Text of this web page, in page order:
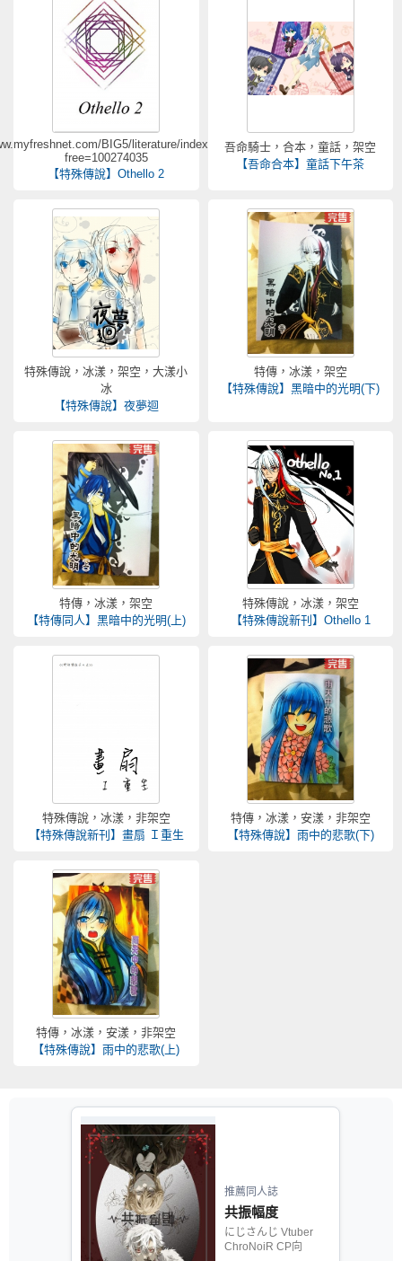
BIG5/literature/indextext.asp?
free=100274035
【特殊傳說】Othello 2
吾命騎士，合本，童話，架空
【吾命合本】童話下午茶
特殊傳說，冰漾，架空，大漾小
冰
【特殊傳說】夜夢迴
特傳，冰漾，架空
【特殊傳說】黑暗中的光明(下)
特傳，冰漾，架空
【特傳同人】黑暗中的光明(上)
特殊傳說，冰漾，架空
【特殊傳說新刊】Othello 1
特殊傳說，冰漾，非架空
【特殊傳說新刊】畫扇 Ｉ重生
特傳，冰漾，安漾，非架空
【特殊傳說】雨中的悲歌(下)
特傳，冰漾，安漾，非架空
【特殊傳說】雨中的悲歌(上)
推薦同人誌
共振幅度
にじさんじ Vtuber
ChroNoiR CP向